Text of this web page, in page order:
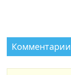
Комментарии